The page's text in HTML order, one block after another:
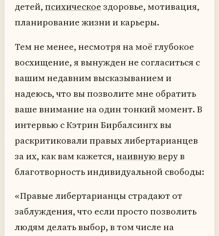
детей, психическое здоровье, мотивация,
планирование жизни и карьеры.
Тем не менее, несмотря на моё глубокое
восхищение, я вынужден не согласиться с
вашим недавним высказыванием и
надеюсь, что вы позволите мне обратить
ваше внимание на один тонкий момент. В
интервью с Кэтрин Бирбалсингх вы
раскритиковали правых либертарианцев
за их, как вам кажется, наивную верув
благотворность индивидуальной свободы:
«Правые либертарианцы страдают от
заблуждения, что если просто позволить
людям делать выбор, в том числе на